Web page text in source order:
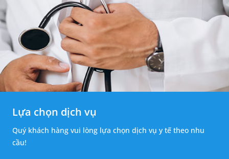
Lựa chọn dịch vụ
Quý khách hàng vui lòng lựa chọn dịch vụ y tế theo nhu
cầu!